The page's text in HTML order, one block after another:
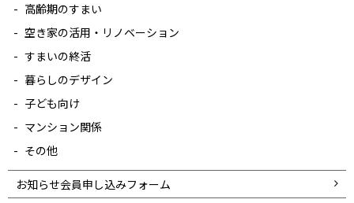
高齢期のすまい
空き家の活用・リノベーション
すまいの終活
暮らしのデザイン
子ども向け
マンション関係
その他
お知らせ会員申し込みフォーム